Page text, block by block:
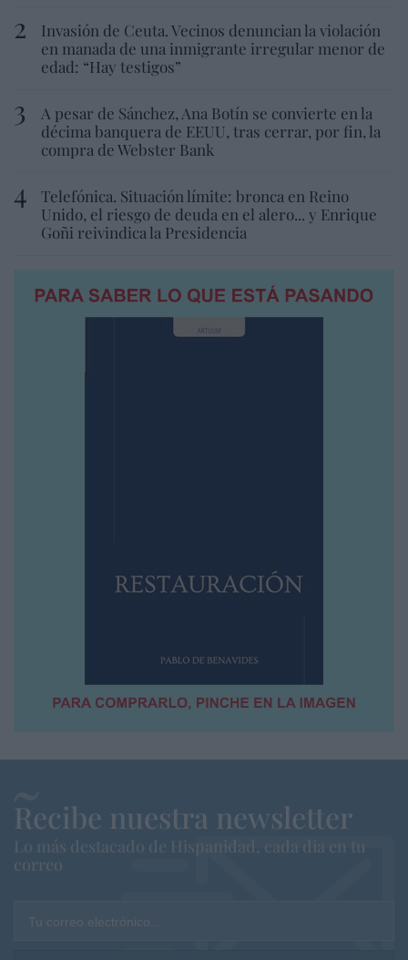
Invasión de Ceuta. Vecinos denuncian la violación
en manada de una inmigrante irregular menor de
edad: “Hay testigos”
A pesar de Sánchez, Ana Botín se convierte en la
décima banquera de EEUU, tras cerrar, por fin, la
compra de Webster Bank
Telefónica. Situación límite: bronca en Reino
Unido, el riesgo de deuda en el alero... y Enrique
Goñi reivindica la Presidencia
Recibe nuestra newsletter
Lo más destacado de Hispanidad, cada dia en tu
correo
Tu correo electrónico...